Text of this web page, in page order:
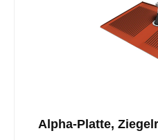
hochgekantete
Riffelungen entstehen
fließt das Wasser nach
integriertem Schnee- bzw.
einlagig oder im
Alpha-Platte,